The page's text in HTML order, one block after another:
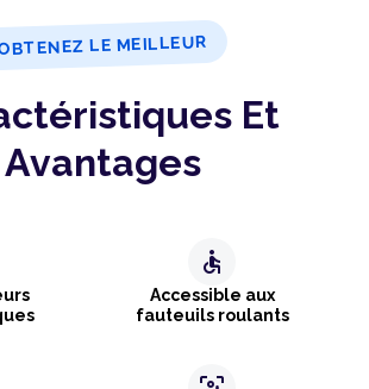
LE MEILLEUR
Et
Avantages
accessible
Accessible aux
fauteuils roulants